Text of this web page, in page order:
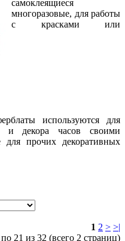
самоклеящиеся
многоразовые, для работы
с красками или
используются для
и декора часов своими
прочих декоративных
1 2 > >|
21 из 32 (всего 2 страниц)